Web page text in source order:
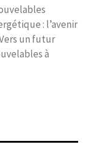
: l’avenir
un futur
à